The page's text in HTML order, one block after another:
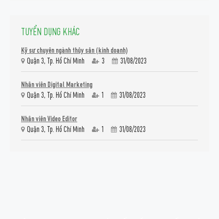
TUYỂN DỤNG KHÁC
Kỹ sư chuyên ngành thủy sản (kinh doanh)
Quận 3, Tp. Hồ Chí Minh 3 31/08/2023
Nhân viên Digital Marketing
Quận 3, Tp. Hồ Chí Minh 1 31/08/2023
Nhân viên Video Editor
Quận 3, Tp. Hồ Chí Minh 1 31/08/2023